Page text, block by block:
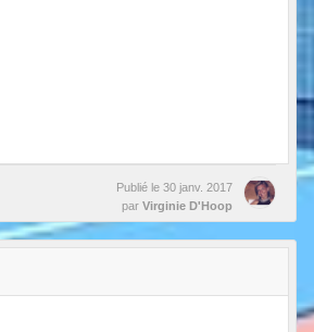
Publié le 30 janv. 2017
par Virginie D'Hoop